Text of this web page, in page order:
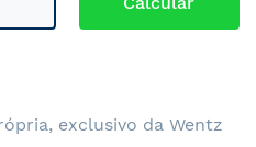
exclusivo da Wentz